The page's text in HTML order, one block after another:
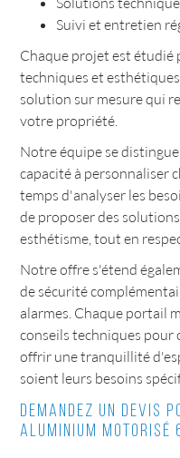
Suivi et entretien
Chaque projet est étudié
techniques et
solution sur mesure qui
votre propriété.
Notre équipe se
capacité à personnaliser
temps d'analyser les
de proposer des
esthétisme, tout en
Notre offre s'étend
de sécurité
alarmes. Chaque portail
conseils techniques
offrir une tranquillité
soient leurs besoins
Demandez un devis
aluminium motorisé